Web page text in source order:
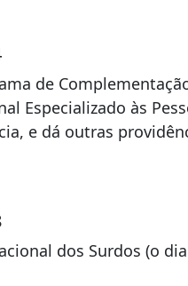
de
Especializado às
e dá outras
dos Surdos (o